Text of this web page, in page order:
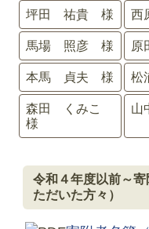
坪田 祐貴 様 西
馬場 照彦 様
本馬 貞夫 様 松
森田 くみこ
様
令和４年度以前～
ただいた方々）